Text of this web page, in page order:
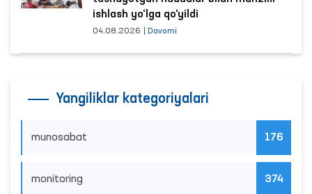
ishlash yo‘lga qo‘yildi
04.08.2026 Davomi
Yangiliklar kategoriyalari
munosabat 176
monitoring 374